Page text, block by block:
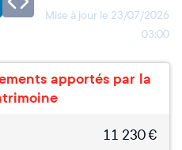
Mise à jour le 23/07/2026
03:00
apportés par la
11 230€